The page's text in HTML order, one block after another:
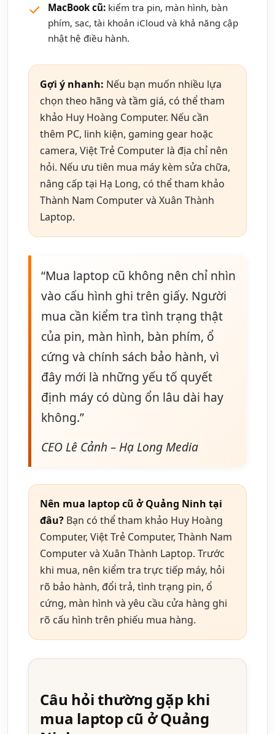
MacBook cũ: kiểm tra pin, màn hình, bàn
phím, sạc, tài khoản iCloud và khả năng cập
nhật hệ điều hành.
Gợi ý nhanh: Nếu bạn muốn nhiều lựa
chọn theo hãng và tầm giá, có thể tham
khảo Huy Hoàng Computer. Nếu cần
thêm PC, linh kiện, gaming gear hoặc
camera, Việt Trẻ Computer là địa chỉ nên
hỏi. Nếu ưu tiên mua máy kèm sửa chữa,
nâng cấp tại Hạ Long, có thể tham khảo
Thành Nam Computer và Xuân Thành
Laptop.
“Mua laptop cũ không nên chỉ nhìn
vào cấu hình ghi trên giấy. Người
mua cần kiểm tra tình trạng thật
của pin, màn hình, bàn phím, ổ
cứng và chính sách bảo hành, vì
đây mới là những yếu tố quyết
định máy có dùng ổn lâu dài hay
không.”
CEO Lê Cảnh – Hạ Long Media
Nên mua laptop cũ ở Quảng Ninh tại
đâu? Bạn có thể tham khảo Huy Hoàng
Computer, Việt Trẻ Computer, Thành Nam
Computer và Xuân Thành Laptop. Trước
khi mua, nên kiểm tra trực tiếp máy, hỏi
rõ bảo hành, đổi trả, tình trạng pin, ổ
cứng, màn hình và yêu cầu cửa hàng ghi
rõ cấu hình trên phiếu mua hàng.
Câu hỏi thường gặp khi
mua laptop cũ ở Quảng